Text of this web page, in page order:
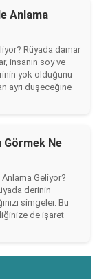
Anlama
Rüyada damar
insanın soy ve
yok olduğunu
ayrı düşeceğine
Görmek Ne
Geliyor?
derinin
simgeler. Bu
de işaret